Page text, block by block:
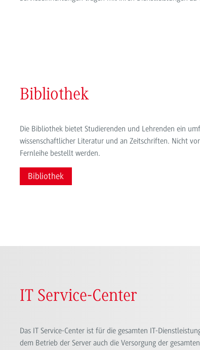
Bibliothek
Die Bibliothek bietet Studierenden und Lehrenden ein
wissenschaftlicher Literatur und an Zeitschriften. Nicht
Fernleihe bestellt werden.
Bibliothek
IT Service-Center
Das IT Service-Center ist für die gesamten IT-
dem Betrieb der Server auch die Versorgung der